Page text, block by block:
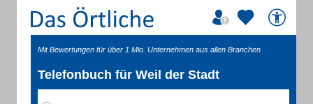
Mit Bewertungen für über 1 Mio. Unternehmen aus allen Branchen
Telefonbuch für Weil der Stadt